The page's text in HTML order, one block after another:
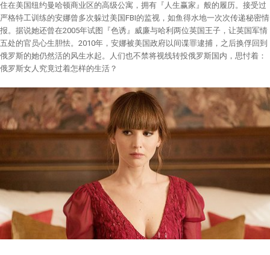
住在美国纽约曼哈顿商业区的高级公寓，拥有『人生赢家』般的履历。接受过
严格特工训练的安娜曾多次躲过美国FBI的监视，如鱼得水地一次次传递秘密情
报。据说她还曾在2005年试图『色诱』威廉与哈利两位英国王子，让英国军情
五处的官员心生胆怯。2010年，安娜被美国政府以间谍罪逮捕，之后换俘回到
俄罗斯的她仍然活的风生水起。人们也不禁将视线转投俄罗斯国内，思忖着：
俄罗斯女人究竟过着怎样的生活？